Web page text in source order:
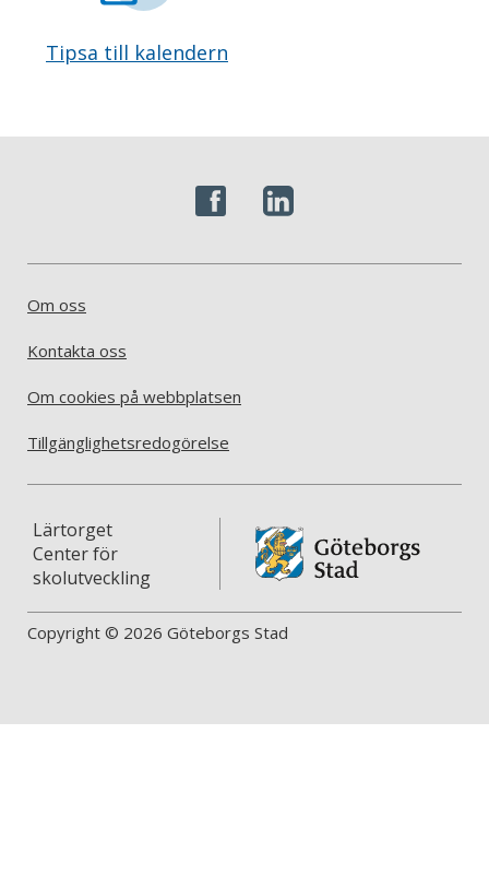
Tipsa till kalendern
Om oss
Kontakta oss
Om cookies på webbplatsen
Tillgänglighetsredogörelse
Lärtorget
Center för
skolutveckling
Copyright © 2026 Göteborgs Stad